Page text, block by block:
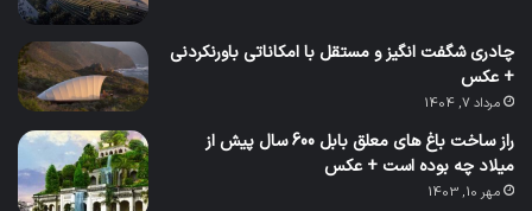
چادری شگفت انگیز و مستقل با امکاناتی باورنکردنی
+ عکس
مرداد 7, 1404
راز ساخت باغ های معلق بابل 600 سال پیش از
میلاد چه بوده است + عکس
مهر 10, 1403